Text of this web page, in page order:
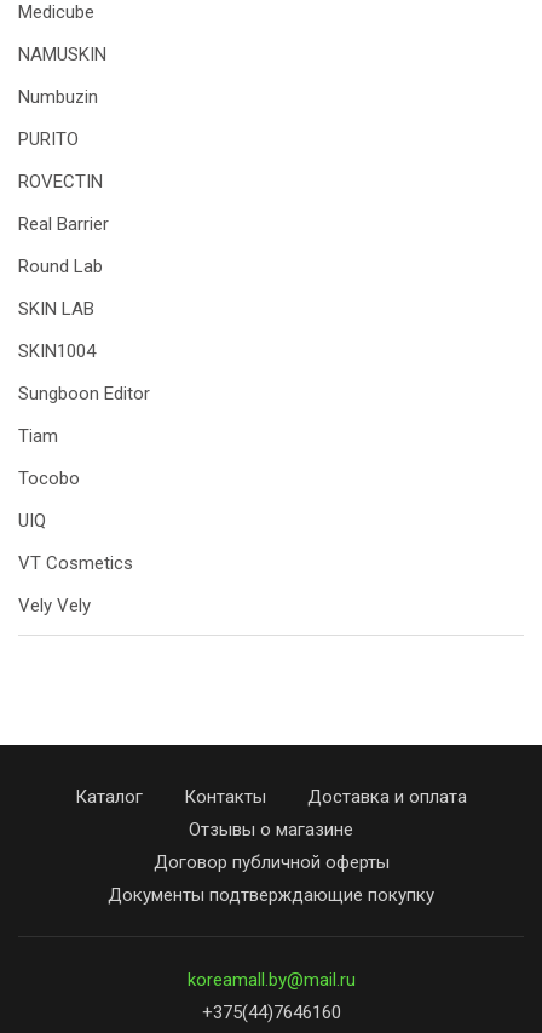
Medicube
NAMUSKIN
Numbuzin
PURITO
ROVECTIN
Real Barrier
Round Lab
SKIN LAB
SKIN1004
Sungboon Editor
Tiam
Tocobo
UIQ
VT Cosmetics
Vely Vely
Каталог Контакты
Доставка и оплата
Отзывы о магазине
Договор публичной оферты
Документы подтверждающие покупку
koreamall.by@mail.ru
+375(44)7646160